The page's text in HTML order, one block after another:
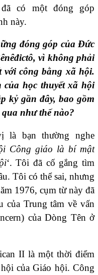
có một đóng góp
này.
đóng góp của Đức
vì không phải
công bằng xã hội.
của học thuyết xã hội
kỷ gần đây, bao gồm
như thế nào?
là bạn thường nghe
Công giáo là bí mật
‘. Tôi đã cố gắng tìm
Tôi có thể sai, nhưng
1976, cụm từ này đã
của Trung tâm về vấn
của Dòng Tên ở
II là một thời điểm
của Giáo hội. Công